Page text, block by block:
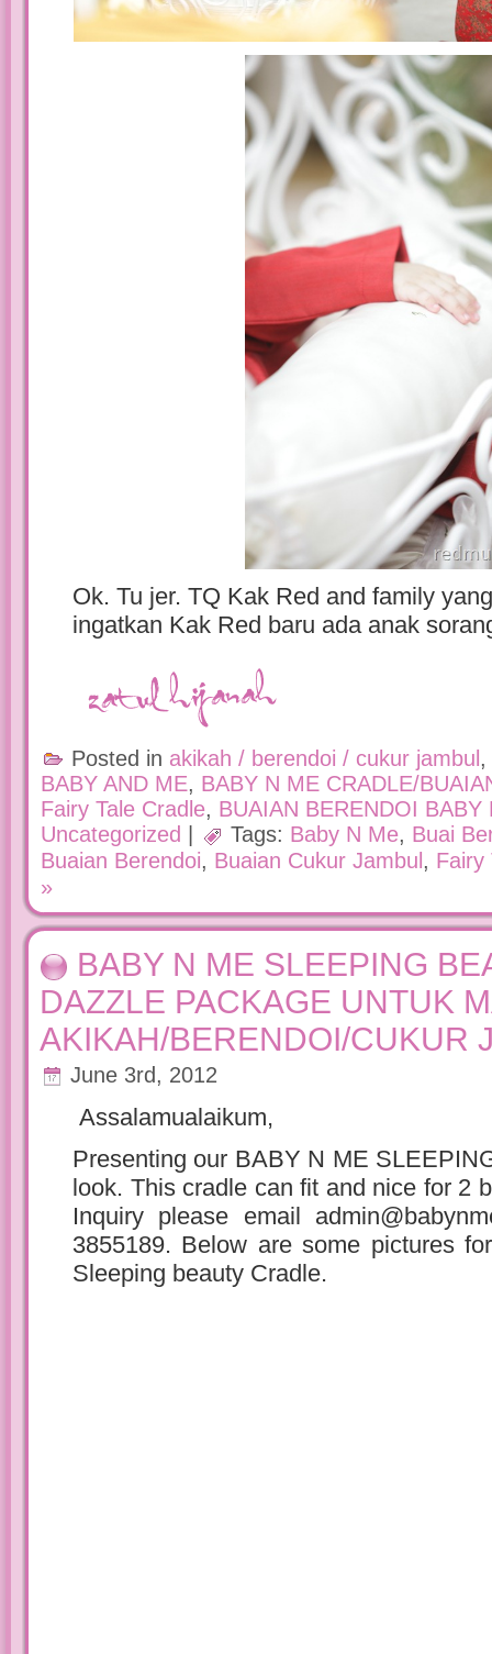
Ok. Tu jer. TQ Kak Red and family
ingatkan Kak Red baru ada anak
Posted in akikah / berendoi / cukur jambul ,
BABY AND ME, BABY N ME CRADLE/
Fairy Tale Cradle, BUAIAN BERENDOI
Uncategorized
Tags: Baby N Me, Buai
Buaian Berendoi, Buaian Cukur Jambul , Fairy
»
BABY N ME SLEEPING
DAZZLE PACKAGE UNTUK
AKIKAH/BERENDOI/CUKUR
June 3rd, 2012
Assalamualaikum,
Presenting our BABY N ME
look. This cradle can fit and nice for 2
Inquiry please email
3855189. Below are some pictures
Sleeping beauty Cradle.